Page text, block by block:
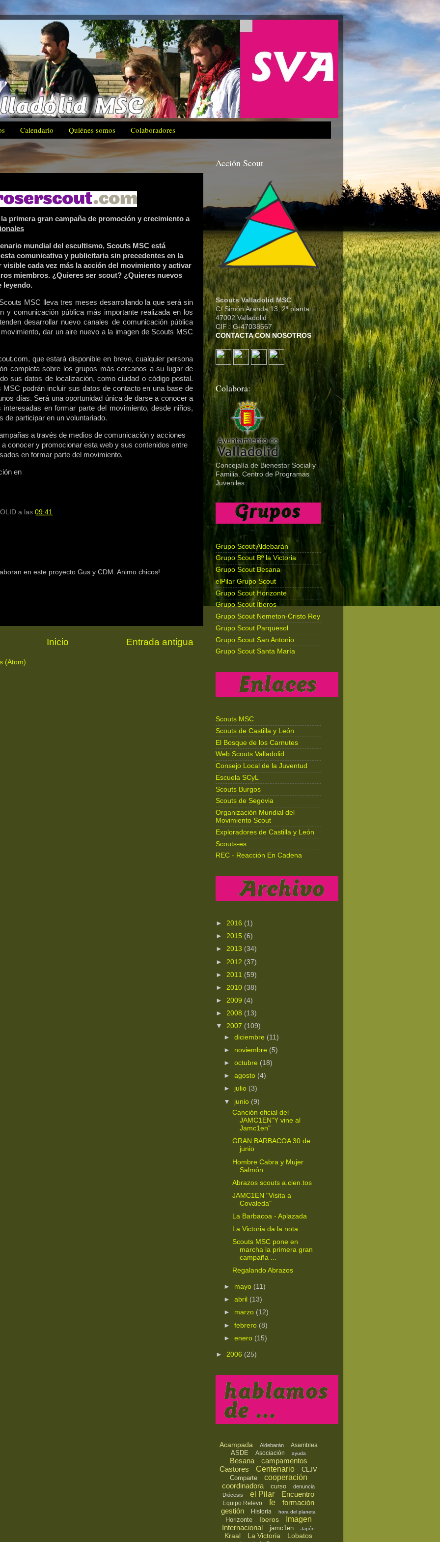
Calendario Quiénes somos Colaboradores
primera gran campaña de promoción y crecimiento a
mundial del escultismo, Scouts MSC está
comunicativa y publicitaria sin precedentes en la
cada vez más la acción del movimiento y activar
miembros. ¿Quieres ser scout? ¿Quieres nuevos
leyendo.
MSC lleva tres meses desarrollando la que será sin
y comunicación pública más importante realizada en los
desarrollar nuevo canales de comunicación pública
dar un aire nuevo a la imagen de Scouts MSC
que estará disponible en breve, cualquier persona
completa sobre los grupos más cercanos a su lugar de
sus datos de localización, como ciudad o código postal.
MSC podrán incluir sus datos de contacto en una base de
días. Será una oportunidad única de darse a conocer a
interesadas en formar parte del movimiento, desde niños,
de participar en un voluntariado.
a través de medios de comunicación y acciones
conocer y promocionar esta web y sus contenidos entre
en formar parte del movimiento.
en
a las 09:41
en este proyecto Gus y CDM. Animo chicos!
Entrada antigua
Inicio
(Atom)
Acción Scout
Scouts Valladolid MSC
C/ Simón Aranda 13, 2ª planta
47002 Valladolid
CIF : G-47038567
CONTACTA CON NOSOTROS
Colabora:
Concejalía de Bienestar Social y
Familia. Centro de Programas
Juveniles
Grupo Scout Aldebarán
Grupo Scout Bº la Victoria
Grupo Scout Besana
elPilar Grupo Scout
Grupo Scout Horizonte
Grupo Scout Íberos
Grupo Scout Nemeton-Cristo Rey
Grupo Scout Parquesol
Grupo Scout San Antonio
Grupo Scout Santa María
Scouts MSC
Scouts de Castilla y León
El Bosque de los Carnutes
Web Scouts Valladolid
Consejo Local de la Juventud
Escuela SCyL
Scouts Burgos
Scouts de Segovia
Organización Mundial del
Movimiento Scout
Exploradores de Castilla y León
Scouts-es
REC - Reacción En Cadena
► 2016 (1)
► 2015 (6)
► 2013 (34)
► 2012 (37)
► 2011 (59)
► 2010 (38)
► 2009 (4)
► 2008 (13)
▼ 2007 (109)
►diciembre (11)
► noviembre (5)
►octubre (18)
►agosto (4)
► julio (3)
▼ junio (9)
Canción oficial del
JAMC1EN"Y vine al
Jamc1en"
GRAN BARBACOA 30 de
junio
Hombre Cabra y Mujer
Salmón
Abrazos scouts a.cien.tos
JAMC1EN "Visita a
Covaleda"
La Barbacoa - Aplazada
La Victoria da la nota
Scouts MSC pone en
marcha la primera gran
campaña ...
Regalando Abrazos
► mayo (11)
►abril (13)
► marzo (12)
►febrero (8)
►enero (15)
► 2006 (25)
Acampada Aldebarán Asamblea
ASDE Asociación ayuda
Besana
campamentos
Castores
Centenario
CLJV
Comparte
cooperación
coordinadora
curso
denuncia
Diócesis
el Pilar Encuentro
Equipo Relevo fe
formación
gestión
Historia hora del planeta
Horizonte Iberos
Imagen
Internacional
jamc1en Japón
Kraal La Victoria Lobatos